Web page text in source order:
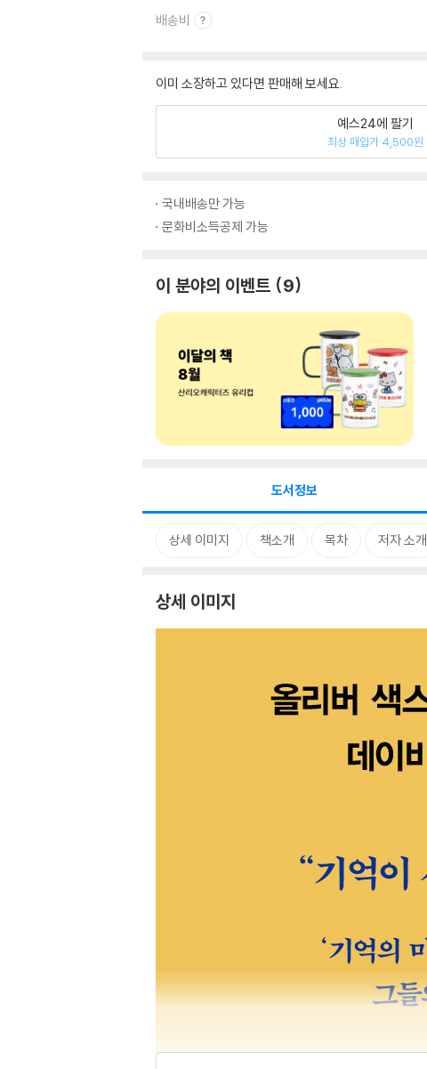
배송비
이미 소장하고 있다면 판매해 보세요.
예스24에 팔기
최상 매입가 4,500원
국내배송만 가능
문화비소득공제 가능
이 분야의 이벤트 9
도서정보
상세 이미지 책소개 목차 저자 소개
상세 이미지